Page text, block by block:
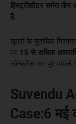
हिस्ट्रीशीटर समेत तीन
है.
सूत्रों के मुताबिक
पर 15 से अधिक
कॉन्फ्रेंस कर पूरे मामले
Suvendu
Case:6 मई